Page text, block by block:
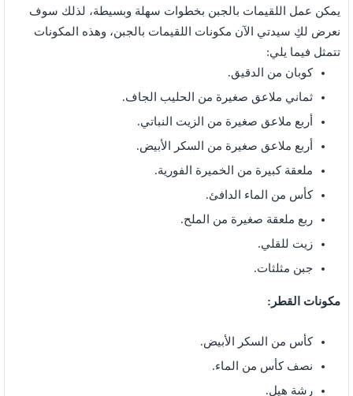
يمكن عمل اللقيمات بالجبن بخطوات سهلة وبسيطة، لذلك سوف
نعرض لكِ سيدتي الآن مكونات اللقيمات بالجبن، وهذه المكونات
تتمثل فيما يلي:
كوبان من الدقيق.
ثماني ملاعق صغيرة من الحليب الجاف.
أربع ملاعق صغيرة من الزيت النباتي.
أربع ملاعق صغيرة من السكر الأبيض.
ملعقة كبيرة من الخميرة الفورية.
كأس من الماء الدافئ.
ربع ملعقة صغيرة من الملح.
زيت للقلي.
جبن مثلثات.
مكونات القطر:
كأس من السكر الأبيض.
نصف كأس من الماء.
رشة هيل.